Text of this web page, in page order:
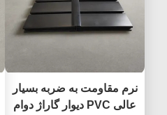
نرم مقاومت به ضربه بسیار
عالی PVC دیوار گاراژ دوام